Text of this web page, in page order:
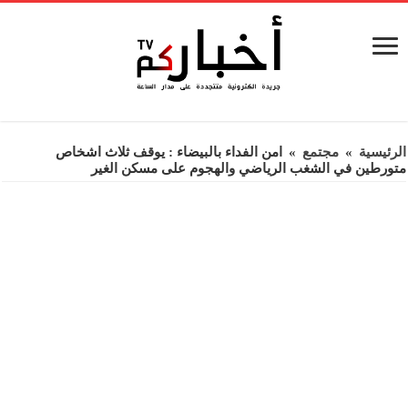
الرئيسية » مجتمع »
امن الفداء بالبيضاء : يوقف ثلاث اشخاص
متورطين في الشغب الرياضي والهجوم على مسكن الغير